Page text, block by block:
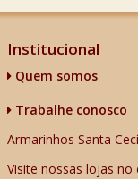
Institucional
Quem somos
Trabalhe conosco
Armarinhos Santa
Visite nossas lojas